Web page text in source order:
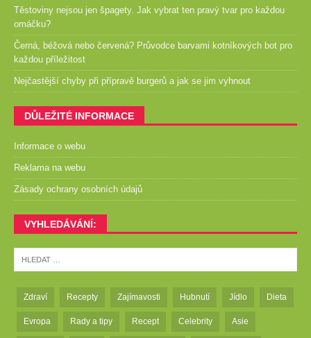
Těstoviny nejsou jen špagety. Jak vybrat ten pravý tvar pro každou
omáčku?
Černá, béžová nebo červená? Průvodce barvami kotníkových bot pro
každou příležitost
Nejčastější chyby při přípravě burgerů a jak se jim vyhnout
DŮLEŽITÉ INFORMACE
Informace o webu
Reklama na webu
Zásady ochrany osobních údajů
VYHLEDÁVÁNÍ:
Zdraví Recepty Zajímavosti Hubnutí Jídlo Dieta
Evropa Rady a tipy Recept Celebrity Asie